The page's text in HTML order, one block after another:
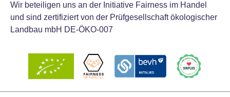
Wir beteiligen uns an der Initiative Fairness im Handel
und sind zertifiziert von der Prüfgesellschaft ökologischer
Landbau mbH DE-ÖKO-007